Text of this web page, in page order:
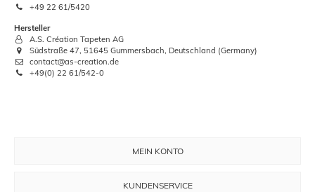
+49 22 61/5420
Hersteller
A.S. Création Tapeten AG
Südstraße 47, 51645 Gummersbach, Deutschland (Germany)
contact@as-creation.de
+49(0) 22 61/542-0
MEIN KONTO
KUNDENSERVICE